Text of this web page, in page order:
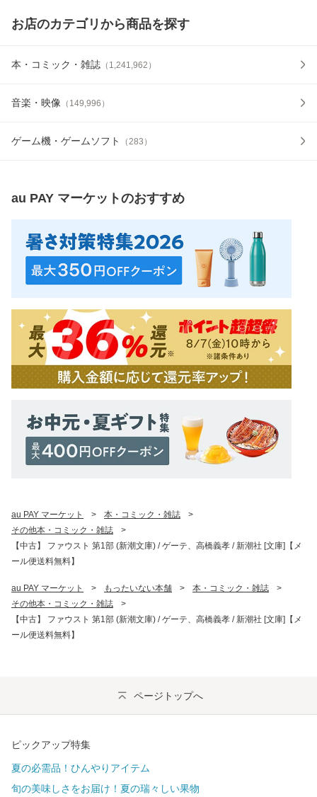
お店のカテゴリから商品を探す
本・コミック・雑誌 （ 1,241,962 ）
音楽・映像 （ 149,996 ）
ゲーム機・ゲームソフト （283 ）
au PAY マーケットのおすすめ
au PAY マーケット > 本・コミック・雑誌
>
その他本・コミック・雑誌
>
【中古】 ファウスト 第1部 (新潮文庫) / ゲーテ、高橋義孝 / 新潮社 [文庫]【メ
ール便送料無料】
au PAY マーケット > もったいない本舗 > 本・コミック・雑誌
>
その他本・コミック・雑誌
>
【中古】 ファウスト 第1部 (新潮文庫) / ゲーテ、高橋義孝 / 新潮社 [文庫]【メ
ール便送料無料】
ページトップへ
ピックアップ特集
夏の必需品！ひんやりアイテム
旬の美味しさをお届け！夏の瑞々しい果物